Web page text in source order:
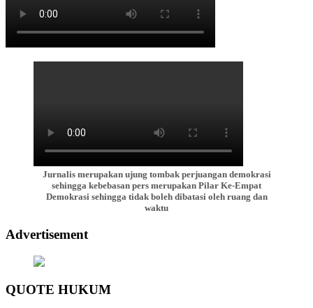
Jurnalis merupakan ujung tombak perjuangan demokrasi
sehingga kebebasan pers merupakan Pilar Ke-Empat
Demokrasi sehingga tidak boleh dibatasi oleh ruang dan
waktu
Advertisement
QUOTE HUKUM